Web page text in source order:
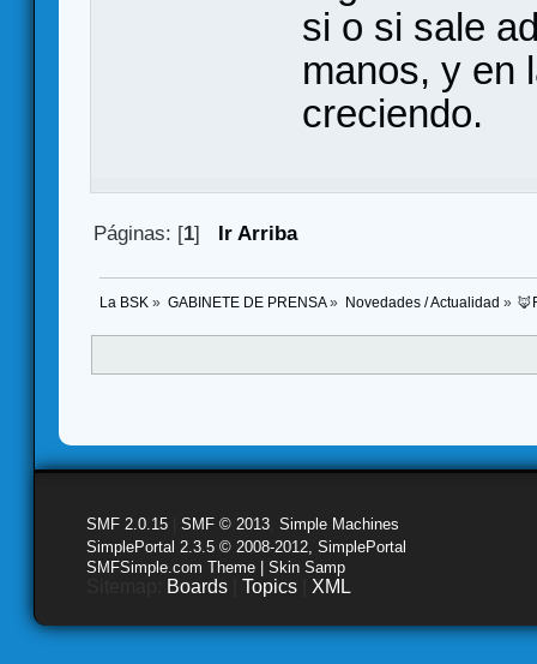
si o si sale
manos, y en
creciendo.
Páginas: [1] Ir Arriba
La BSK » GABINETE DE PRENSA» Novedades / Actualidad »
SMF 2.0.15 SMF © 2013 Simple Machines
SimplePortal 2.3.5 © 2008-2012, SimplePortal
SMFSimple.com Theme | Skin Samp
Boards Topics XML